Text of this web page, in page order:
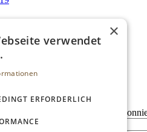
×
verwendet
ERFORDERLICH